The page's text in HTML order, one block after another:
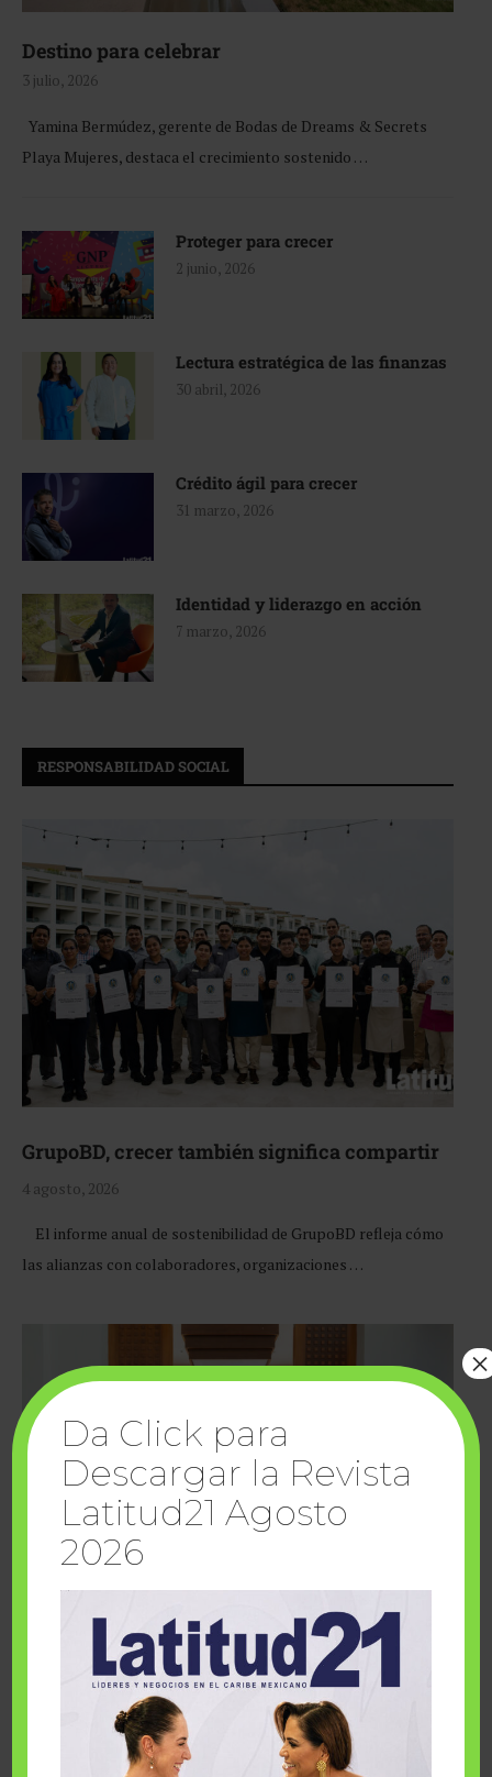
Destino para celebrar
3 julio, 2026
Yamina Bermúdez, gerente de Bodas de Dreams & Secrets
Playa Mujeres, destaca el crecimiento sostenido …
Proteger para crecer
2 junio, 2026
Lectura estratégica de las finanzas
30 abril, 2026
Crédito ágil para crecer
31 marzo, 2026
Identidad y liderazgo en acción
7 marzo, 2026
RESPONSABILIDAD SOCIAL
GrupoBD, crecer también significa compartir
4 agosto, 2026
El informe anual de sostenibilidad de GrupoBD refleja cómo
las alianzas con colaboradores, organizaciones …
Cuando la solidaridad inspira; cumplen
sueños Fairmont Mayakoba y Make-A-Wish
Da Click para
Descargar la Revista
Latitud21 Agosto
2026
×